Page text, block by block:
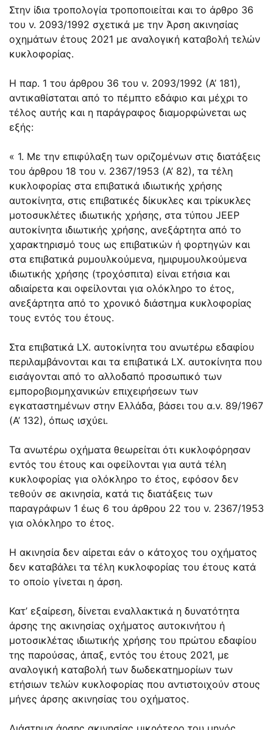
Στην ίδια τροπολογία τροποποιείται και το άρθρο 36
του ν. 2093/1992 σχετικά με την Άρση ακινησίας
οχημάτων έτους 2021 με αναλογική καταβολή τελών
κυκλοφορίας.
Η παρ. 1 του άρθρου 36 του ν. 2093/1992 (Α’ 181),
αντικαθίσταται από το πέμπτο εδάφιο και μέχρι το
τέλος αυτής και η παράγραφος διαμορφώνεται ως
εξής:
« 1. Με την επιφύλαξη των οριζομένων στις διατάξεις
του άρθρου 18 του ν. 2367/1953 (Α’ 82), τα τέλη
κυκλοφορίας στα επιβατικά ιδιωτικής χρήσης
αυτοκίνητα, στις επιβατικές δίκυκλες και τρίκυκλες
μοτοσυκλέτες ιδιωτικής χρήσης, στα τύπου JEEP
αυτοκίνητα ιδιωτικής χρήσης, ανεξάρτητα από το
χαρακτηρισμό τους ως επιβατικών ή φορτηγών και
στα επιβατικά ρυμουλκούμενα, ημιρυμουλκούμενα
ιδιωτικής χρήσης (τροχόσπιτα) είναι ετήσια και
αδιαίρετα και οφείλονται για ολόκληρο το έτος,
ανεξάρτητα από το χρονικό διάστημα κυκλοφορίας
τους εντός του έτους.
Στα επιβατικά LX. αυτοκίνητα του ανωτέρω εδαφίου
περιλαμβάνονται και τα επιβατικά LX. αυτοκίνητα που
εισάγονται από το αλλοδαπό προσωπικό των
εμποροβιομηχανικών επιχειρήσεων των
εγκαταστημένων στην Ελλάδα, βάσει του α.ν. 89/1967
(Α’ 132), όπως ισχύει.
Τα ανωτέρω οχήματα θεωρείται ότι κυκλοφόρησαν
εντός του έτους και οφείλονται για αυτά τέλη
κυκλοφορίας για ολόκληρο το έτος, εφόσον δεν
τεθούν σε ακινησία, κατά τις διατάξεις των
παραγράφων 1 έως 6 του άρθρου 22 του ν. 2367/1953
για ολόκληρο το έτος.
Η ακινησία δεν αίρεται εάν ο κάτοχος του οχήματος
δεν καταβάλει τα τέλη κυκλοφορίας του έτους κατά
το οποίο γίνεται η άρση.
Κατ’ εξαίρεση, δίνεται εναλλακτικά η δυνατότητα
άρσης της ακινησίας οχήματος αυτοκινήτου ή
μοτοσικλέτας ιδιωτικής χρήσης του πρώτου εδαφίου
της παρούσας, άπαξ, εντός του έτους 2021, με
αναλογική καταβολή των δωδεκατημορίων των
ετήσιων τελών κυκλοφορίας που αντιστοιχούν στους
μήνες άρσης ακινησίας του οχήματος.